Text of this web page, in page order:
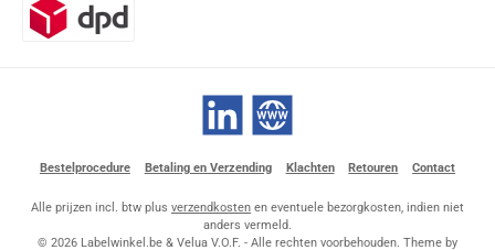
LinkedIn Website
Bestelprocedure Betaling en Verzending Klachten Retouren Contact
Alle prijzen incl. btw plus verzendkosten en eventuele bezorgkosten, indien niet
anders vermeld.
© 2026 Labelwinkel.be & Velua V.O.F. - Alle rechten voorbehouden. Theme by